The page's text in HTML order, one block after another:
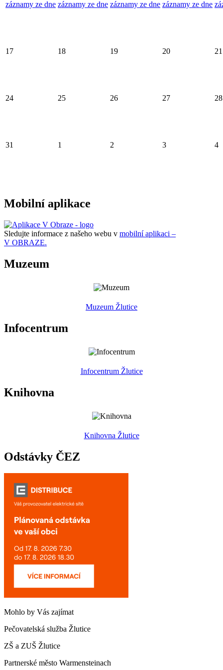
záznamy ze dne záznamy ze dne záznamy ze dne záznamy ze dne
17 18 19 20 21
24 25 26 27 28
31 1 2 3 4
Mobilní aplikace
Sledujte informace z našeho webu v mobilní aplikaci –
V OBRAZE.
Muzeum
Muzeum Žlutice
Infocentrum
Infocentrum Žlutice
Knihovna
Knihovna Žlutice
Odstávky ČEZ
Mohlo by Vás zajímat
Pečovatelská služba Žlutice
ZŠ a ZUŠ Žlutice
Partnerské město Warmensteinach